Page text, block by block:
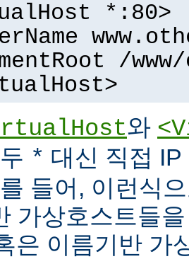
*:80>
/
와
* 대신 직접
들어, 이런식
가상호스트들
은 이름기반 가